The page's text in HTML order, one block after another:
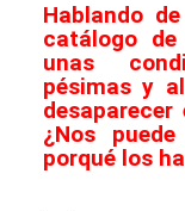
Hablando
catálogo
unas
pésimas y
¿Nos
porqué los